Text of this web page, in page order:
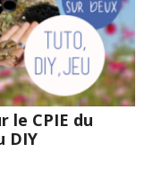
le CPIE du
DIY